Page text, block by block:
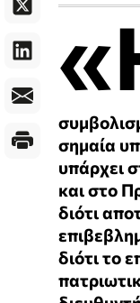
σημαία
υπάρχει
και στο
διότι
διότι το